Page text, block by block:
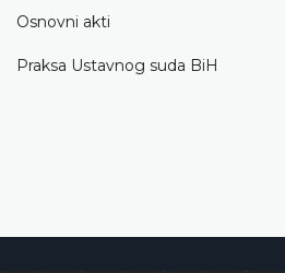
Osnovni akti
Praksa Ustavnog suda BiH